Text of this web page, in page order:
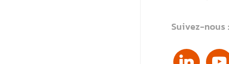
Suivez-nous :
linkedin